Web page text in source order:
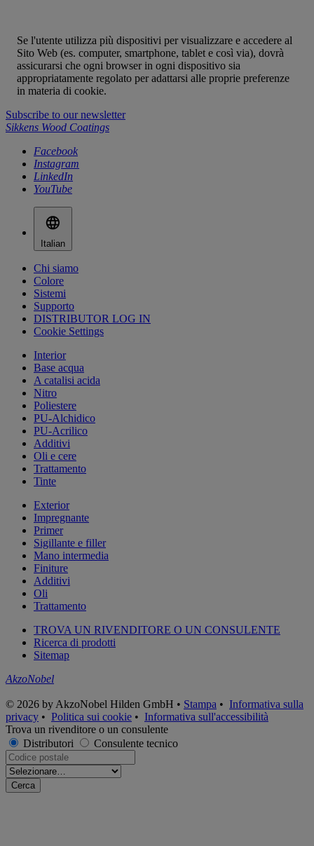
Se l'utente utilizza più dispositivi per visualizzare e accedere al
Sito Web (es. computer, smartphone, tablet e così via), dovrà
assicurarsi che ogni browser in ogni dispositivo sia
appropriatamente regolato per adattarsi alle proprie preferenze
in materia di cookie.
Subscribe to our newsletter
Sikkens Wood Coatings
Facebook
Instagram
LinkedIn
YouTube
Italian
Chi siamo
Colore
Sistemi
Supporto
DISTRIBUTOR LOG IN
Cookie Settings
Interior
Base acqua
A catalisi acida
Nitro
Poliestere
PU-Alchidico
PU-Acrilico
Additivi
Oli e cere
Trattamento
Tinte
Exterior
Impregnante
Primer
Sigillante e filler
Mano intermedia
Finiture
Additivi
Oli
Trattamento
TROVA UN RIVENDITORE O UN CONSULENTE
Ricerca di prodotti
Sitemap
AkzoNobel
© 2026 by AkzoNobel Hilden GmbH • Stampa • Informativa sulla
privacy • Politica sui cookie • Informativa sull'accessibilità
Trova un rivenditore o un consulente
Distributori
Consulente tecnico